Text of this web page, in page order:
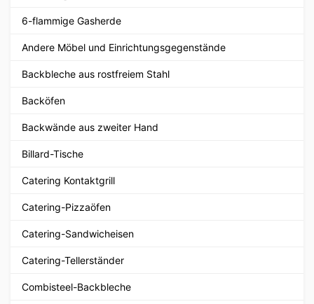
6-flammige Gasherde
Andere Möbel und Einrichtungsgegenstände
Backbleche aus rostfreiem Stahl
Backöfen
Backwände aus zweiter Hand
Billard-Tische
Catering Kontaktgrill
Catering-Pizzaöfen
Catering-Sandwicheisen
Catering-Tellerständer
Combisteel-Backbleche